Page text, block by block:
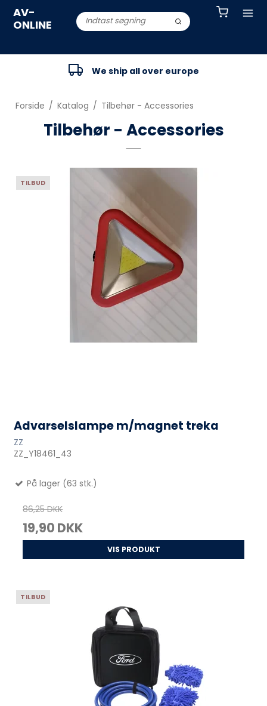
AV-
ONLINE
We ship all over europe
Forside / Katalog / Tilbehør - Accessories
Tilbehør - Accessories
TILBUD
Advarselslampe m/magnet treka
ZZ
ZZ_Y18461_43
På lager (63 stk.)
86,25 DKK
19,90 DKK
VIS PRODUKT
TILBUD